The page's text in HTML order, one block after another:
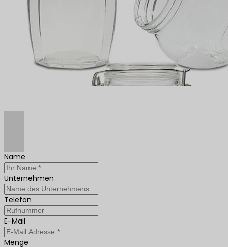
Name
Unternehmen
Telefon
E-Mail
Menge